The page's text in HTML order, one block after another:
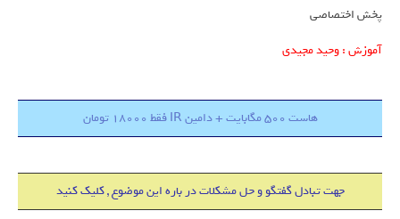
پخش اختصاصی
آموزش : وحید مجیدی
هاست 500 مگابایت + دامین IR فقط 18000 تومان
جهت تبادل گفتگو و حل مشکلات در باره این موضوع , کلیک کنید